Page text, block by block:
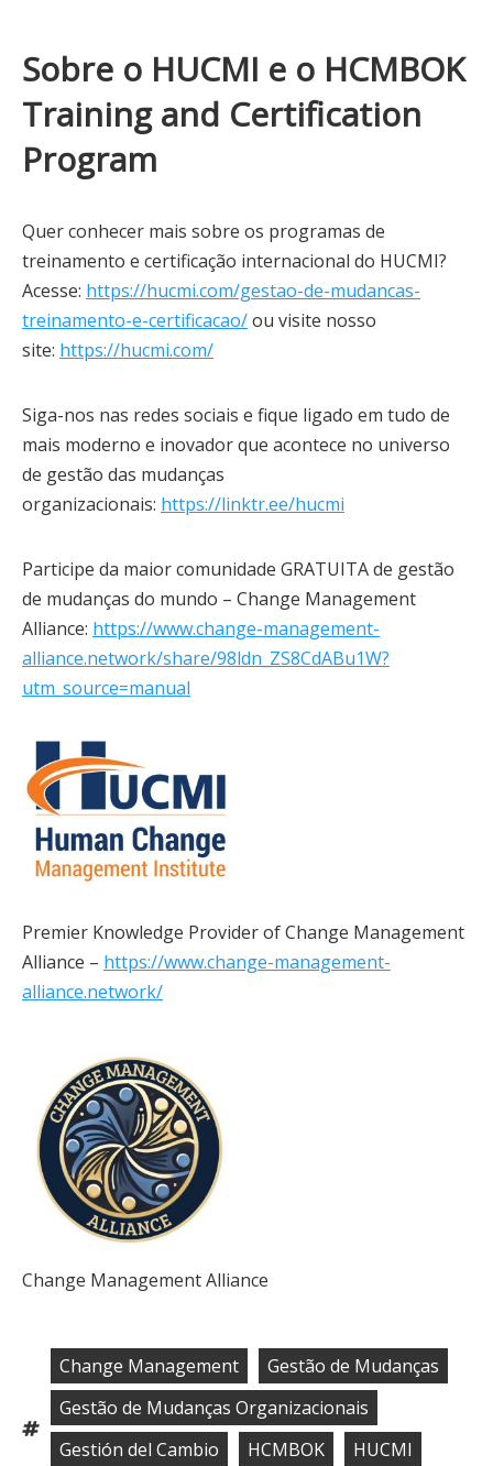
Sobre o HUCMI e o HCMBOK
Training and Certification
Program
Quer conhecer mais sobre os programas de
treinamento e certificação internacional do HUCMI?
Acesse: https://hucmi.com/gestao-de-mudancas-
treinamento-e-certificacao/ou visite nosso
site: https://hucmi.com/
Siga-nos nas redes sociais e fique ligado em tudo de
mais moderno e inovador que acontece no universo
de gestão das mudanças
organizacionais: https://linktr.ee/hucmi
Participe da maior comunidade GRATUITA de gestão
de mudanças do mundo – Change Management
Alliance: https://www.change-management-
alliance.network/share/98ldn_ZS8CdABu1W?
utm_source=manual
Premier Knowledge Provider of Change Management
Alliance – https://www.change-management-
alliance.network/
Change Management Alliance
Tags:
Change Management
Gestão de Mudanças
,
Gestão de Mudanças Organizacionais
Gestión del Cambio
HCMBOK
HUCMI